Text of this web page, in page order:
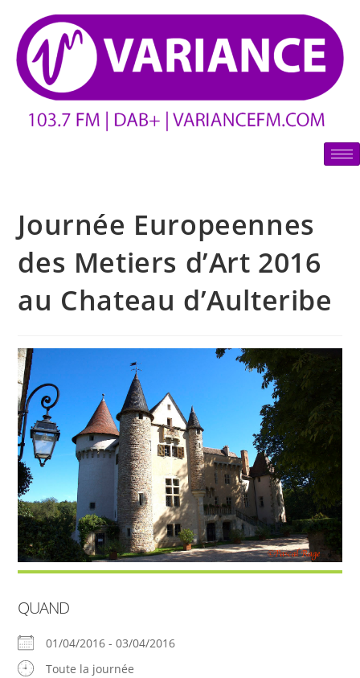
Journée Europeennes
des Metiers d’Art 2016
au Chateau d’Aulteribe
QUAND
01/04/2016 - 03/04/2016
Toute la journée